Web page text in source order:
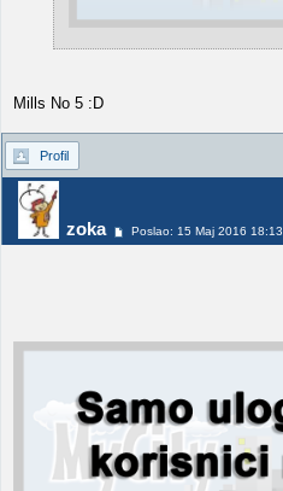
Mills No 5 :D
Profil
zoka Poslao: 15 Maj 2016 18:13